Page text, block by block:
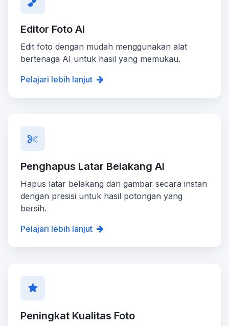
Editor Foto AI
Edit foto dengan mudah menggunakan alat
bertenaga AI untuk hasil yang memukau.
Pelajari lebih lanjut
Penghapus Latar Belakang AI
Hapus latar belakang dari gambar secara instan
dengan presisi untuk hasil potongan yang
bersih.
Pelajari lebih lanjut
Peningkat Kualitas Foto